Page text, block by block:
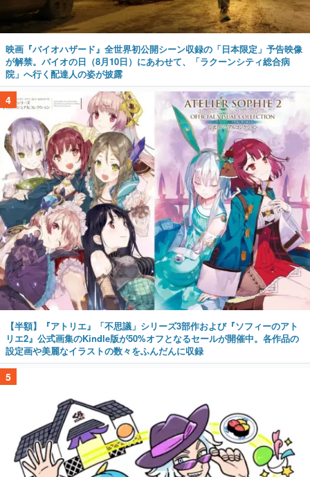
映画『バイオハザード』全世界初公開シーン収録の「日本限定」予告映像
が解禁。バイオの日（8月10日）にあわせて、「ラクーンシティ総合病
院」へ行く配達人の姿が披露
4
【半額】『アトリエ』「不思議」シリーズ3部作および『ソフィーのアト
リエ2』公式画集のKindle版が50%オフとなるセールが開催中。各作品の
設定画や美麗なイラストの数々をふんだんに収録
5